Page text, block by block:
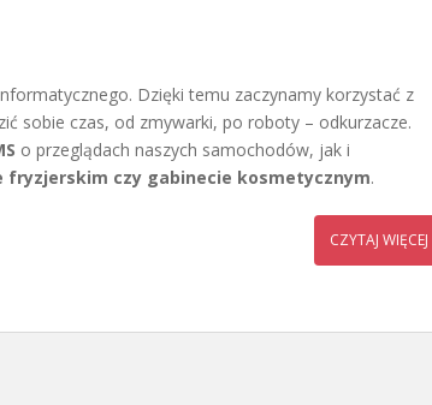
Dzięki temu zaczynamy korzystać z
sobie czas, od zmywarki, po roboty – odkurzacze.
o przeglądach naszych samochodów, jak i
fryzjerskim czy gabinecie kosmetycznym.
CZYTAJ WIĘCEJ